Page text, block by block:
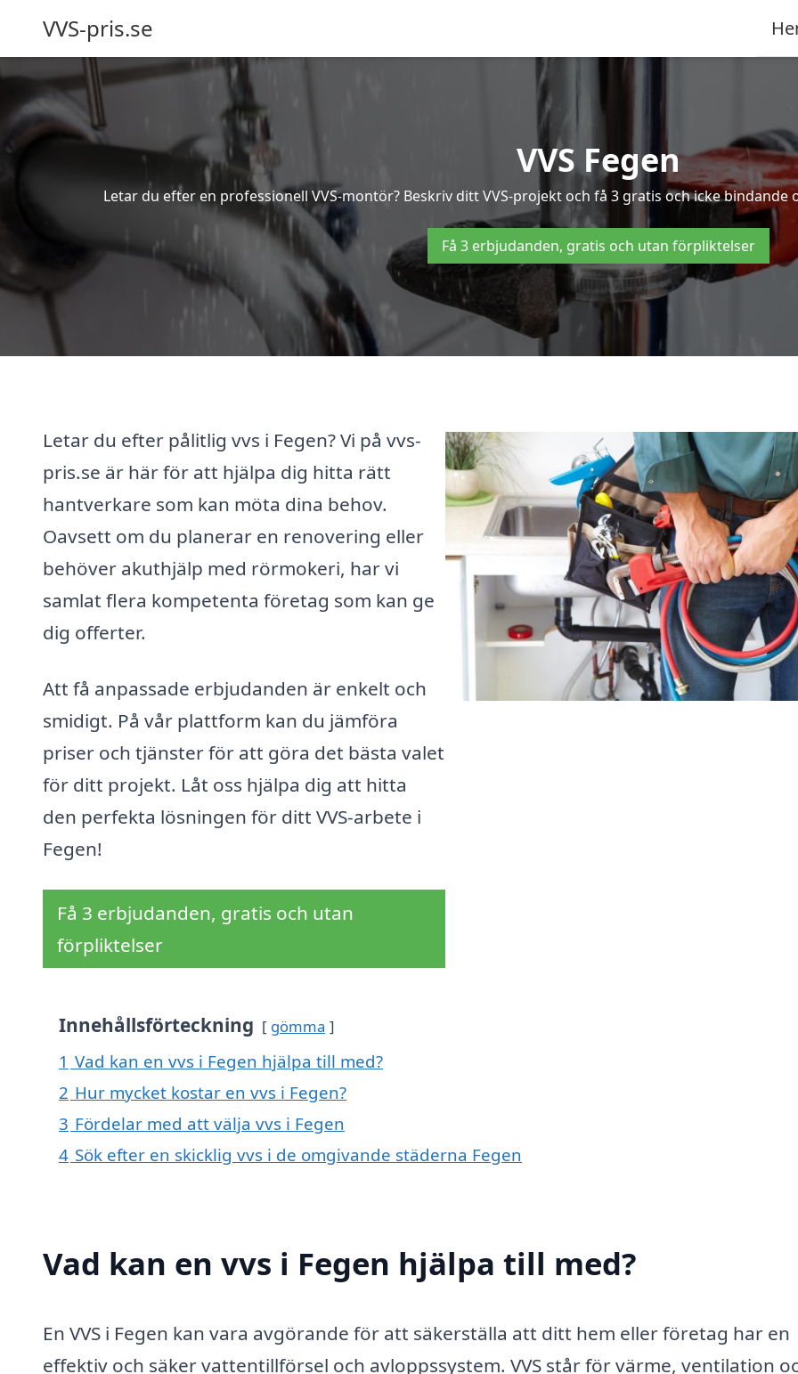
VVS-pris.se
VVS Fegen
Letar du efter en professionell VVS-montör? Beskriv ditt VVS-projekt och få 3 gratis och icke bindande
Få 3 erbjudanden, gratis och utan förpliktelser
Letar du efter pålitlig vvs i Fegen? Vi på vvs-
pris.se är här för att hjälpa dig hitta rätt
hantverkare som kan möta dina behov.
Oavsett om du planerar en renovering eller
behöver akuthjälp med rörmokeri, har vi
samlat flera kompetenta företag som kan ge
dig offerter.
Att få anpassade erbjudanden är enkelt och
smidigt. På vår plattform kan du jämföra
priser och tjänster för att göra det bästa valet
för ditt projekt. Låt oss hjälpa dig att hitta
den perfekta lösningen för ditt VVS-arbete i
Fegen!
Få 3 erbjudanden, gratis och utan
förpliktelser
Innehållsförteckning gömma
1 Vad kan en vvs i Fegen hjälpa till med?
2 Hur mycket kostar en vvs i Fegen?
3 Fördelar med att välja vvs i Fegen
4 Sök efter en skicklig vvs i de omgivande städerna Fegen
Vad kan en vvs i Fegen hjälpa till med?
En VVS i Fegen kan vara avgörande för att säkerställa att ditt hem eller företag har en
effektiv och säker vattentillförsel och avloppssystem. VVS står för värme, ventilation